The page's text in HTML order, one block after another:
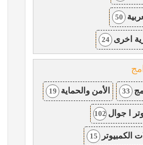
50
اخرى 24
33 الأمن والحماية 19
ا جوال 102
الكمبيوتر 15